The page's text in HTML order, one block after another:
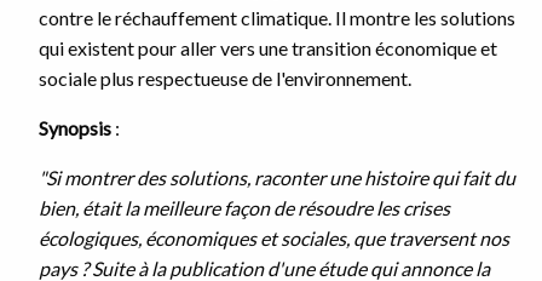
contre le réchauffement climatique. Il montre les solutions
qui existent pour aller vers une transition économique et
sociale plus respectueuse de l'environnement.
Synopsis :
"Si montrer des solutions, raconter une histoire qui fait du
bien, était la meilleure façon de résoudre les crises
écologiques, économiques et sociales, que traversent nos
pays ? Suite à la publication d'une étude qui annonce la